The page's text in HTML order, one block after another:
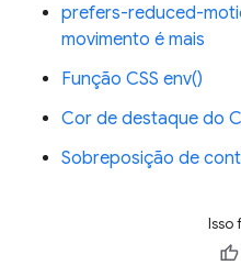
prefers-reduced-
movimento é mais
Função CSS env()
Cor de destaque do
Sobreposição de
Isso